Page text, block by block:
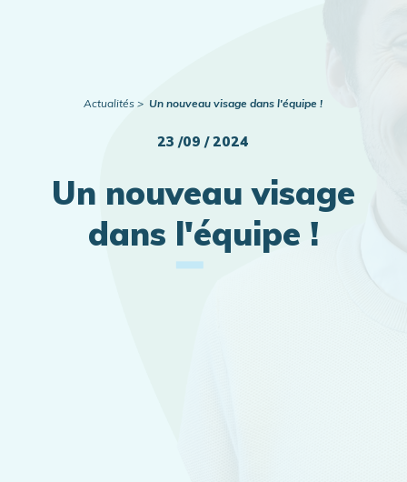
Actualités Un nouveau visage dans l'équipe !
23 /09 / 2024
Un nouveau visage
dans l'équipe !